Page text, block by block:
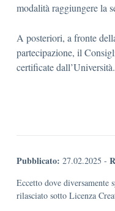
modalità raggiungere la
A posteriori, a fronte
partecipazione, il
certificate dall’Università.
Pubblicato: 27.02.2025 -
Eccetto dove diversamente
rilasciato sotto Licenza